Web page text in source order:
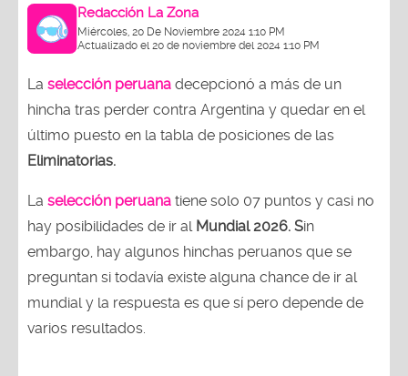
Redacción La Zona
Miércoles, 20 De Noviembre 2024 1:10 PM
Actualizado el 20 de noviembre del 2024 1:10 PM
La selección peruana decepcionó a más de un
hincha tras perder contra Argentina y quedar en el
último puesto en la tabla de posiciones de las
Eliminatorias.
La selección peruana tiene solo 07 puntos y casi no
hay posibilidades de ir al Mundial 2026. Sin
embargo, hay algunos hinchas peruanos que se
preguntan si todavía existe alguna chance de ir al
mundial y la respuesta es que sí pero depende de
varios resultados.